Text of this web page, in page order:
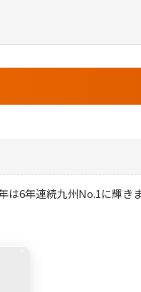
6年連続九州No.1に輝きま